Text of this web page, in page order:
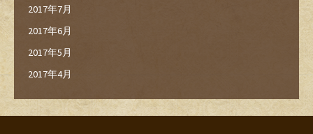
2017年7月
2017年6月
2017年5月
2017年4月